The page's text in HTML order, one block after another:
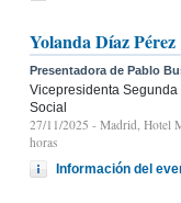
Yolanda Díaz Pérez
Presentadora de Pablo
Vicepresidenta
Social
27/11/2025 - Madrid, Hotel
horas
Información del